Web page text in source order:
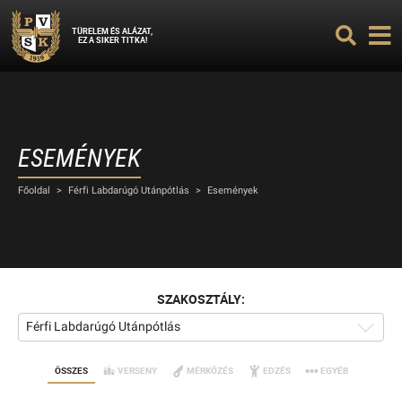
TÜRELEM ÉS ALÁZAT,
EZ A SIKER TITKA!
ESEMÉNYEK
Főoldal > Férfi Labdarúgó Utánpótlás > Események
SZAKOSZTÁLY:
Férfi Labdarúgó Utánpótlás
ÖSSZES VERSENY MÉRKŐZÉS EDZÉS EGYÉB